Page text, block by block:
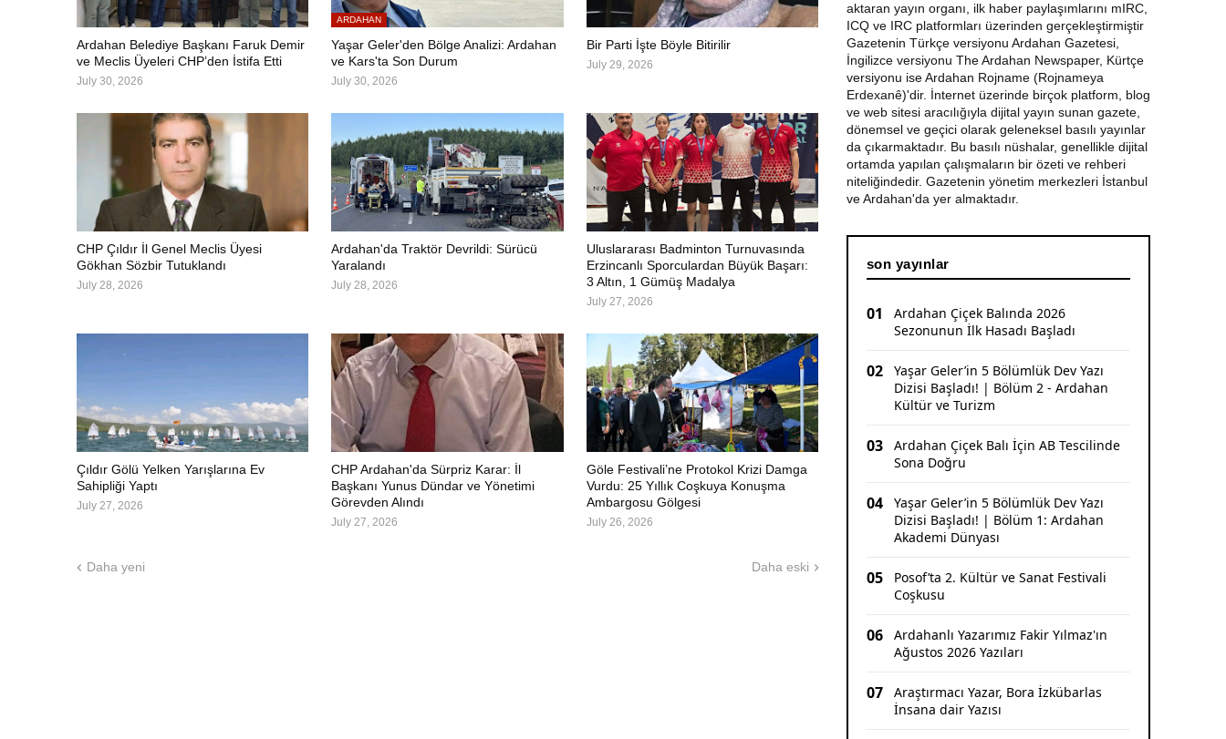
Ardahan Belediye Başkanı Faruk Demir
ve Meclis Üyeleri CHP’den İstifa Etti
July 30, 2026
ARDAHAN
Yaşar Geler'den Bölge Analizi: Ardahan
ve Kars'ta Son Durum
July 30, 2026
Bir Parti İşte Böyle Bitirilir
July 29, 2026
CHP Çıldır İl Genel Meclis Üyesi
Gökhan Sözbir Tutuklandı
July 28, 2026
Ardahan'da Traktör Devrildi: Sürücü
Yaralandı
July 28, 2026
Uluslararası Badminton Turnuvasında
Erzincanlı Sporculardan Büyük Başarı:
3 Altın, 1 Gümüş Madalya
July 27, 2026
Çıldır Gölü Yelken Yarışlarına Ev
Sahipliği Yaptı
July 27, 2026
CHP Ardahan'da Sürpriz Karar: İl
Başkanı Yunus Dündar ve Yönetimi
Görevden Alındı
July 27, 2026
Göle Festivali’ne Protokol Krizi Damga
Vurdu: 25 Yıllık Coşkuya Konuşma
Ambargosu Gölgesi
July 26, 2026
Daha yeni Daha eski
aktaran yayın organı, ilk haber paylaşımlarını mIRC,
ICQ ve IRC platformları üzerinden gerçekleştirmiştir
Gazetenin Türkçe versiyonu Ardahan Gazetesi,
İngilizce versiyonu The Ardahan Newspaper, Kürtçe
versiyonu ise Ardahan Rojname (Rojnameya
Erdexanê)'dir. İnternet üzerinde birçok platform, blog
ve web sitesi aracılığıyla dijital yayın sunan gazete,
dönemsel ve geçici olarak geleneksel basılı yayınlar
da çıkarmaktadır. Bu basılı nüshalar, genellikle dijital
ortamda yapılan çalışmaların bir özeti ve rehberi
niteliğindedir. Gazetenin yönetim merkezleri İstanbul
ve Ardahan'da yer almaktadır.
son yayınlar
01
Ardahan Çiçek Balında 2026
Sezonunun İlk Hasadı Başladı
02
Yaşar Geler’in 5 Bölümlük Dev Yazı
Dizisi Başladı! | Bölüm 2 - Ardahan
Kültür ve Turizm
03
Ardahan Çiçek Balı İçin AB Tescilinde
Sona Doğru
04
Yaşar Geler’in 5 Bölümlük Dev Yazı
Dizisi Başladı! | Bölüm 1: Ardahan
Akademi Dünyası
05
Posof’ta 2. Kültür ve Sanat Festivali
Coşkusu
06
Ardahanlı Yazarımız Fakir Yılmaz'ın
Ağustos 2026 Yazıları
07
Araştırmacı Yazar, Bora İzkübarlas
İnsana dair Yazısı